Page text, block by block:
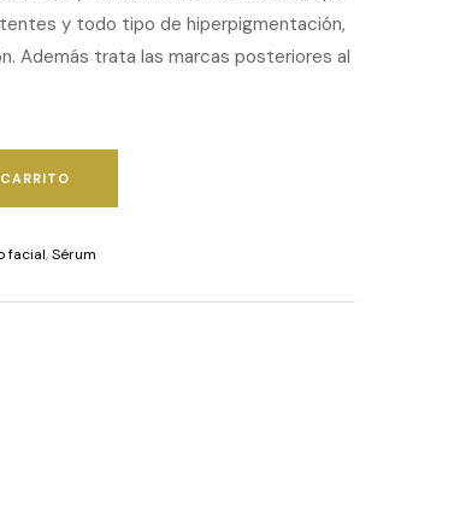
y todo tipo de hiperpigmentación,
Además trata las marcas posteriores al
facial,Sérum